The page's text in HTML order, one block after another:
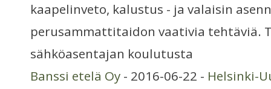
kaapelinveto, kalustus - ja valaisin
perusammattitaidon vaativia tehtäviä.
sähköasentajan koulutusta
Banssi etelä Oy - 2016-06-22 - Helsinki-